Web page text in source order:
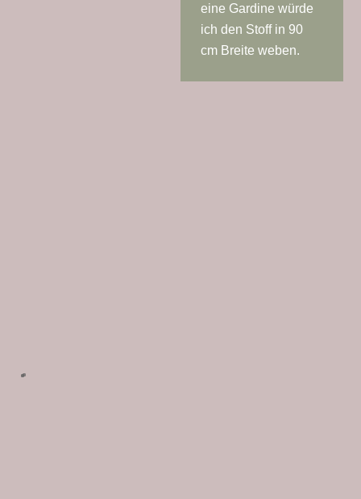
eine Gardine würde
ich den Stoff in 90
cm Breite weben.